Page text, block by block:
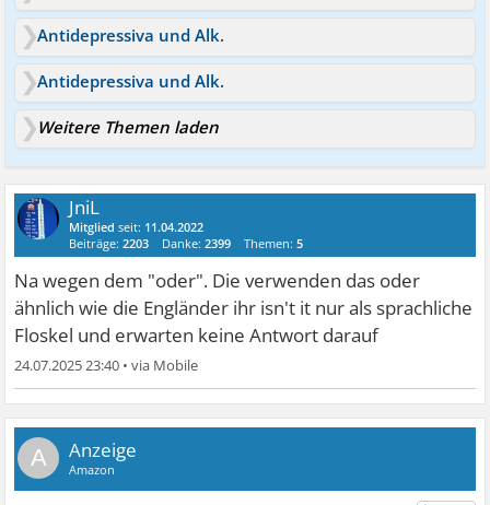
Antidepressiva und Alk.
Antidepressiva und Alk.
Weitere Themen laden
JniL
Mitglied seit: 11.04.2022
Beiträge:2203 Danke:2399 Themen:5
Na wegen dem "oder". Die verwenden das oder
ähnlich wie die Engländer ihr isn't it nur als sprachliche
Floskel und erwarten keine Antwort darauf
24.07.2025 23:40 •
A